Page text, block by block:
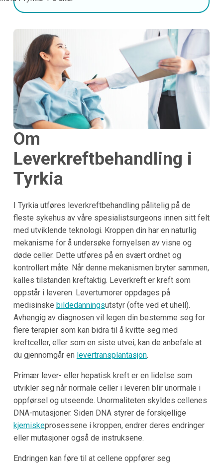
Om
Leverkreftbehandling i
Tyrkia
Tyrkiautføres leverkreftbehandling pålitelig på de
fleste sykehus av våre spesialistsurgeons innen sitt felt
med utviklende teknologi. Kroppen din har en naturlig
mekanisme for å undersøke fornyelsen av visne og
døde celler. Dette utføres på en svært ordnet og
kontrollert måte. Når denne mekanismen bryter sammen,
kalles tilstanden kreftaktig. Leverkreft er kreft som
oppstår i leveren. Levertumorer oppdages på
medisinske bildedanningsutstyr (ofte ved et uhell).
Avhengig av diagnosen vil legen din bestemme seg for
flere terapier som kan bidra til å kvitte seg med
kreftceller, eller som en siste utvei, kan de anbefale at
du gjennomgår en levertransplantasjon.
Primær lever- eller hepatisk kreft er en lidelse som
utvikler seg når normale celler i leveren blir unormale i
oppførsel og utseende. Unormaliteten skyldes cellenes
DNA-mutasjoner. Siden DNA styrer de forskjellige
kjemiskeprosessene i kroppen, endrer deres endringer
eller mutasjoner også de instruksene.
Endringen kan føre til at cellene oppfører seg